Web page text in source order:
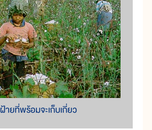
ฝ้ายที่พร้อมจะเก็บเกี่ยว